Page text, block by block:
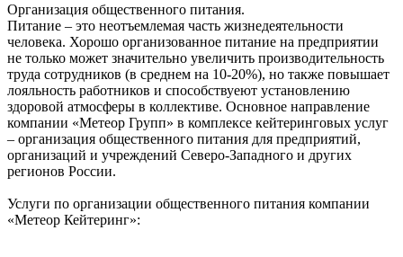
Организация общественного питания.
Питание – это неотъемлемая часть жизнедеятельности
человека. Хорошо организованное питание на предприятии
не только может значительно увеличить производительность
труда сотрудников (в среднем на 10-20%), но также повышает
лояльность работников и способствуеют установлению
здоровой атмосферы в коллективе. Основное направление
компании «Метеор Групп» в комплексе кейтеринговых услуг
– организация общественного питания для предприятий,
организаций и учреждений Северо-Западного и других
регионов России.
Услуги по организации общественного питания компании
«Метеор Кейтеринг»: